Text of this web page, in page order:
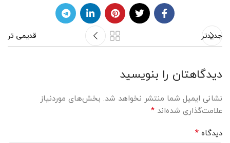
جدیدتر قدیمی تر
دیدگاهتان را بنویسید
نشانی ایمیل شما منتشر نخواهد شد. بخش‌های موردنیاز
علامت‌گذاری شده‌اند *
دیدگاه *